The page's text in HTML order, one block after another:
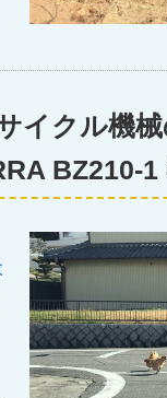
イクル機
BZ210-1